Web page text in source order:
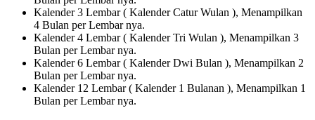
Kalender 3 Lembar ( Kalender Catur Wulan ), Menampilkan
4 Bulan per Lembar nya.
Kalender 4 Lembar ( Kalender Tri Wulan ), Menampilkan 3
Bulan per Lembar nya.
Kalender 6 Lembar ( Kalender Dwi Bulan ), Menampilkan 2
Bulan per Lembar nya.
Kalender 12 Lembar ( Kalender 1 Bulanan ), Menampilkan 1
Bulan per Lembar nya.